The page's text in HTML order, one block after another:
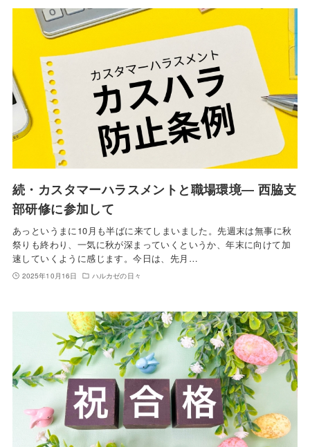
続・カスタマーハラスメントと職場環境― 西脇支
部研修に参加して
あっというまに10月も半ばに来てしまいました。先週末は無事に秋
祭りも終わり、一気に秋が深まっていくというか、年末に向けて加
速していくように感じます。今日は、先月…
2025年10月16日 ハルカゼの日々